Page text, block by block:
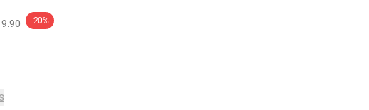
-20%